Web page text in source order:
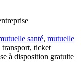
santé, mutuelle
transport, ticket
à disposition gratuite